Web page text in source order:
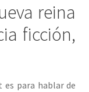
reina
ficción,
es para hablar de